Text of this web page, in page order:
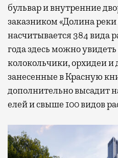
бульвар и внутренние
заказником «Долина реки
насчитывается 384 вида
года здесь можно
колокольчики, орхидеи и
занесенные в Красную
дополнительно высадит
елей и свыше 100 видов